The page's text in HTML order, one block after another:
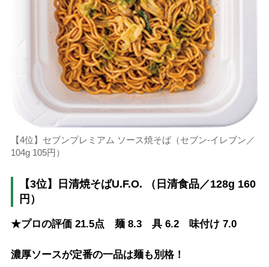
【4位】セブンプレミアム ソース焼そば（セブン-イレブン／
104g 105円）
【3位】日清焼そばU.F.O. （日清食品／128g 160
円）
★プロの評価 21.5点 麺 8.3 具 6.2 味付け 7.0
濃厚ソースが定番の一品は麺も別格！